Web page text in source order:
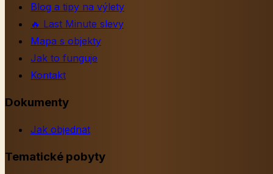
Blog a tipy na výlety
🔥 Last Minute slevy
Mapa s objekty
Jak to funguje
Kontakt
Dokumenty
Jak objednat
Tematické pobyty